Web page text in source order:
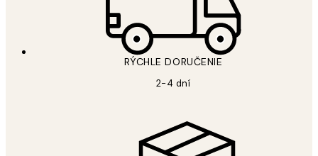
RÝCHLE DORUČENIE
2-4 dní